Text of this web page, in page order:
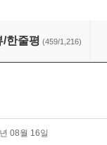
간 [50만부 기념 우
/한줄평 (459/1,216)
08월 16일